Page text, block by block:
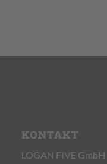
KONTAKT
LOGAN FIVE GmbH